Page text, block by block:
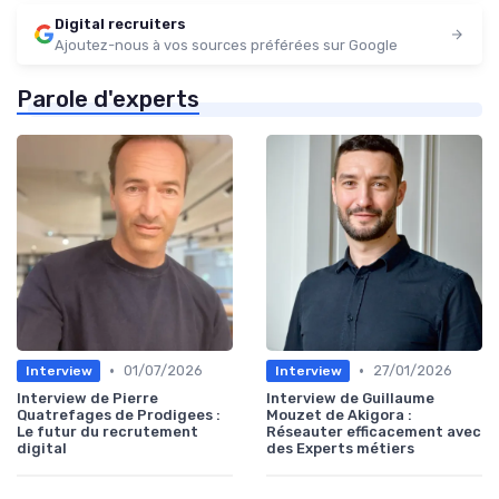
Digital recruiters
Ajoutez-nous à vos sources préférées sur Google
Parole d'experts
Interview • 01/07/2026
Interview de Pierre
Quatrefages de Prodigees :
Le futur du recrutement
digital
Interview •
27/01/2026
Interview de Guillaume
Mouzet de Akigora :
Réseauter efficacement avec
des Experts métiers